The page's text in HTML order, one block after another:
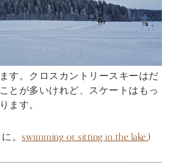
す。クロスカントリースキーはだ
とが多いけれど、スケートはもっ
ます。
。 swimming or sitting in the lake.)